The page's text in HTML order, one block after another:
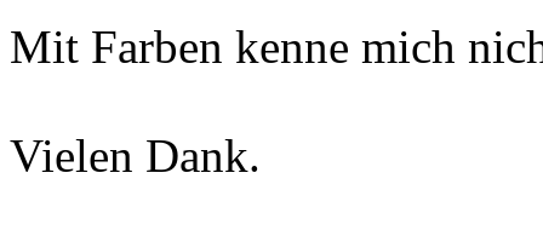
Mit Farben kenne mich
Vielen Dank.